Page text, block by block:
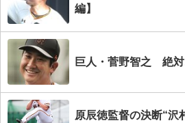
編】
巨人・菅野智之 絶
原辰徳監督の決断“沢